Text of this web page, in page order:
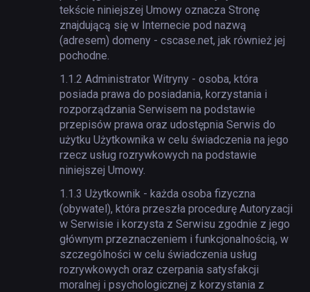
tekście niniejszej Umowy oznacza Stronę
znajdującą się w Internecie pod nazwą
(adresem) domeny - cscase.net, jak również jej
pochodne.
1.1.2 Administrator Witryny - osoba, która
posiada prawa do posiadania, korzystania i
rozporządzania Serwisem na podstawie
przepisów prawa oraz udostępnia Serwis do
użytku Użytkownika w celu świadczenia na jego
rzecz usług rozrywkowych na podstawie
niniejszej Umowy.
1.1.3 Użytkownik - każda osoba fizyczna
(obywatel), która przeszła procedurę Autoryzacji
w Serwisie i korzysta z Serwisu zgodnie z jego
głównym przeznaczeniem i funkcjonalnością, w
szczególności w celu świadczenia usług
rozrywkowych oraz czerpania satysfakcji
moralnej i psychologicznej z korzystania z